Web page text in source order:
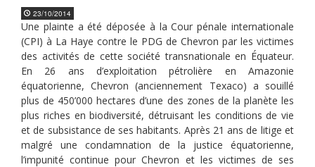
23/10/2014
Une plainte a été déposée à la Cour pénale internationale
(CPI) à La Haye contre le PDG de Chevron par les victimes
des activités de cette société transnationale en Équateur.
En 26 ans d’exploitation pétrolière en Amazonie
équatorienne, Chevron (anciennement Texaco) a souillé
plus de 450’000 hectares d’une des zones de la planète les
plus riches en biodiversité, détruisant les conditions de vie
et de subsistance de ses habitants. Après 21 ans de litige et
malgré une condamnation de la justice équatorienne,
l’impunité continue pour Chevron et les victimes de ses